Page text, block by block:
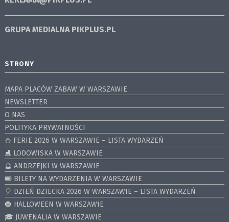
GRUPA MEDIALNA PIKPLUS.PL
STRONY
MAPA PLACÓW ZABAW W WARSZAWIE
NEWSLETTER
O NAS
POLITYKA PRYWATNOŚCI
⛄️ FERIE 2026 W WARSZAWIE – LISTA WYDARZEŃ
⛸ LODOWISKA W WARSZAWIE
🔮 ANDRZEJKI W WARSZAWIE
🎟️ BILETY NA WYDARZENIA W WARSZAWIE
🎈 DZIEŃ DZIECKA 2026 W WARSZAWIE – LISTA WYDARZEŃ
🎃 HALLOWEEN W WARSZAWIE
🎓 JUWENALIA W WARSZAWIE